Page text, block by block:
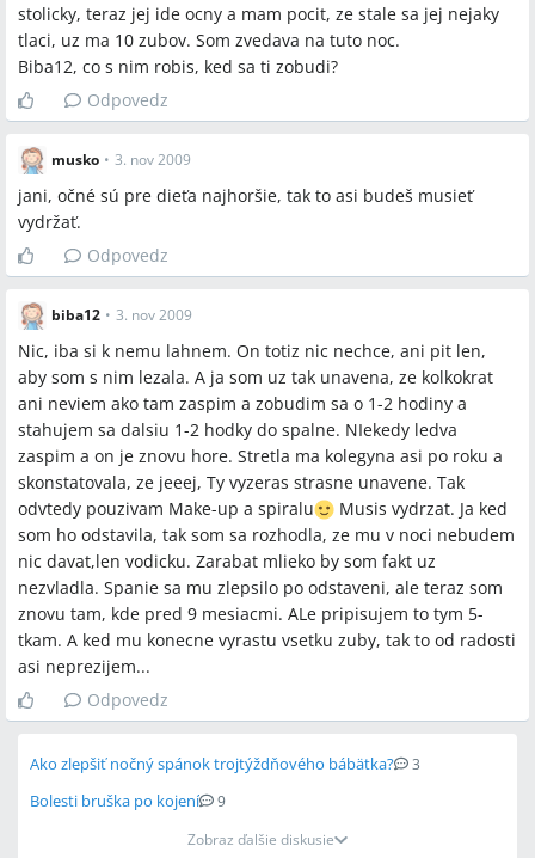
stolicky, teraz jej ide ocny a mam pocit, ze stale sa jej nejaky
tlaci, uz ma 10 zubov. Som zvedava na tuto noc.
Biba12, co s nim robis, ked sa ti zobudi?
Odpovedz
musko • 3. nov 2009
jani, očné sú pre dieťa najhoršie, tak to asi budeš musieť
vydržať.
Odpovedz
biba12 • 3. nov 2009
Nic, iba si k nemu lahnem. On totiz nic nechce, ani pit len,
aby som s nim lezala. A ja som uz tak unavena, ze kolkokrat
ani neviem ako tam zaspim a zobudim sa o 1-2 hodiny a
stahujem sa dalsiu 1-2 hodky do spalne. NIekedy ledva
zaspim a on je znovu hore. Stretla ma kolegyna asi po roku a
skonstatovala, ze jeeej, Ty vyzeras strasne unavene. Tak
odvtedy pouzivam Make-up a spiralu
Musis vydrzat. Ja ked
som ho odstavila, tak som sa rozhodla, ze mu v noci nebudem
nic davat,len vodicku. Zarabat mlieko by som fakt uz
nezvladla. Spanie sa mu zlepsilo po odstaveni, ale teraz som
znovu tam, kde pred 9 mesiacmi. ALe pripisujem to tym 5-
tkam. A ked mu konecne vyrastu vsetku zuby, tak to od radosti
asi neprezijem...
Odpovedz
Ako zlepšiť nočný spánok trojtýždňového bábätka? 3
Bolesti bruška po kojení
9
Zobraz ďalšie diskusie